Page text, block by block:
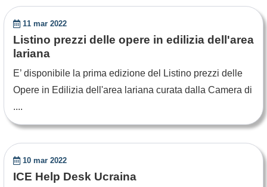
11 mar 2022
Listino prezzi delle opere in edilizia dell'area
lariana
E’ disponibile la prima edizione del Listino prezzi delle
Opere in Edilizia dell'area lariana curata dalla Camera di
....
10 mar 2022
ICE Help Desk Ucraina